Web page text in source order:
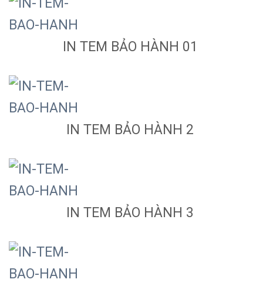
IN TEM BẢO HÀNH 01
IN TEM BẢO HÀNH 2
IN TEM BẢO HÀNH 3